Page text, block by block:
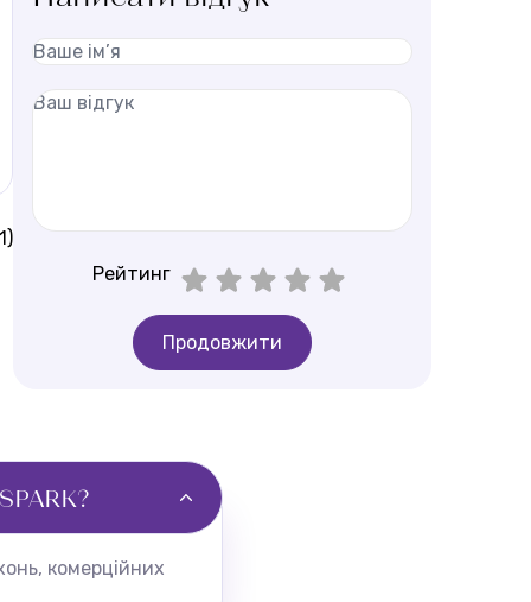
Рейтинг
Продовжити
комерційних